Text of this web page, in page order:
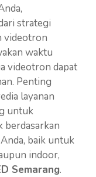
strategi
videotron
waktu
videotron dapat
Penting
layanan
untuk
berdasarkan
baik untuk
indoor,
Semarang.